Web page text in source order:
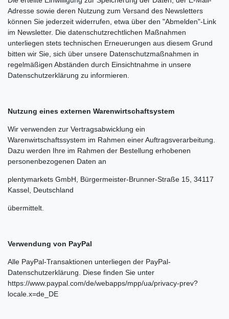
Adresse sowie deren Nutzung zum Versand des Newsletters
können Sie jederzeit widerrufen, etwa über den "Abmelden"-Link
im Newsletter. Die datenschutzrechtlichen Maßnahmen
unterliegen stets technischen Erneuerungen aus diesem Grund
bitten wir Sie, sich über unsere Datenschutzmaßnahmen in
regelmäßigen Abständen durch Einsichtnahme in unsere
Datenschutzerklärung zu informieren.
Nutzung eines externen Warenwirtschaftsystem
Wir verwenden zur Vertragsabwicklung ein
Warenwirtschaftssystem im Rahmen einer Auftragsverarbeitung.
Dazu werden Ihre im Rahmen der Bestellung erhobenen
personenbezogenen Daten an
plentymarkets GmbH, Bürgermeister-Brunner-Straße 15, 34117
Kassel, Deutschland
übermittelt.
Verwendung von PayPal
Alle PayPal-Transaktionen unterliegen der PayPal-
Datenschutzerklärung. Diese finden Sie unter
https://www.paypal.com/de/webapps/mpp/ua/privacy-prev?
locale.x=de_DE